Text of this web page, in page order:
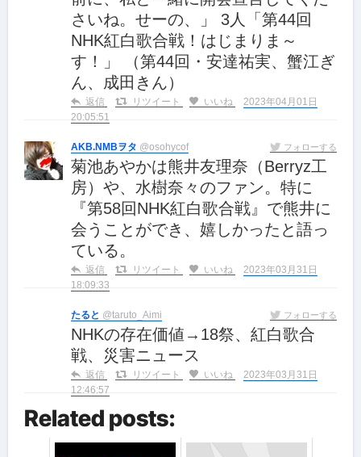
さいね。せーの、」 3人「第44回
NHK紅白歌合戦！はじまりま～
す！」 （第44回・安達祐実、蟹江ぎ
ん、成田きん）
返信 リツイート いいね
2023年04月01日
20:05:51
AKB.NMBヲタ @osohycof フォローする
菊池あやかは熊井友理奈（Berryz工
房）や、水樹奈々のファン。特に
『第58回NHK紅白歌合戦』で熊井に
会うことができ、嬉しかったと語っ
ている。
返信 リツイート いいね
2023年03月31日
18:09:33
たると @taruto_Aimi フォローする
NHKの存在価値→18祭、紅白歌合
戦、災害ニュース
返信 リツイート いいね
2023年03月31日
12:46:57
Related posts: